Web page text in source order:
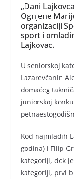
„Dani
Ognjene
organizaciji
sport i
Lajkovac.
U seniorskoj
Lazarevčanin
domaćeg
juniorskoj
Kod najmlađih
godina) i Filip
kategoriji, dok
kategoriji, prvi